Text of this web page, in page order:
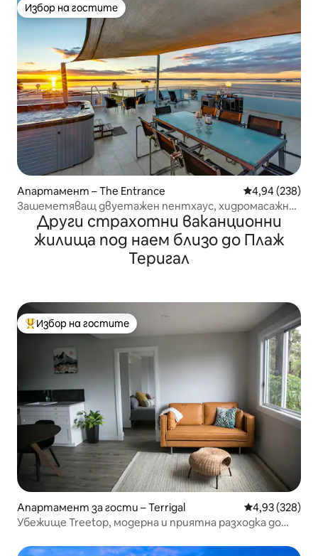
Избор на гостите
Избор на гостите
Апартамент – The Entrance Средна
4,94 (238)
Зашеметяващ двуетажен пентхаус, хидромасажна
вана на покрива и барбекю
Други страхотни ваканционни
жилища под наем близо до Плаж
Теригал
Най-популярен избор на гостите
Избор на гостите
Апартамент за гости – Terrigal Средна
4,93 (328)
Убежище Treetop, модерна и приятна разходка до